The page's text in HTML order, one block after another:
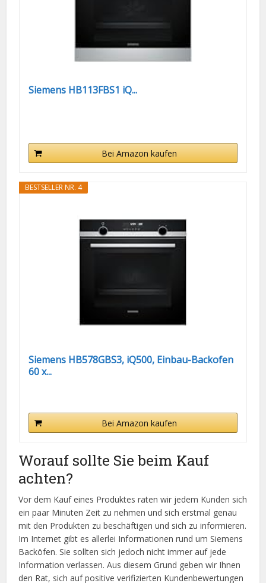
Siemens HB113FBS1 iQ...
Bei Amazon kaufen
BESTSELLER NR. 4
Siemens HB578GBS3, iQ500, Einbau-Backofen
60 x...
Bei Amazon kaufen
Worauf sollte Sie beim Kauf
achten?
Vor dem Kauf eines Produktes raten wir jedem Kunden sich
ein paar Minuten Zeit zu nehmen und sich erstmal genau
mit den Produkten zu beschäftigen und sich zu informieren.
Im Internet gibt es allerlei Informationen rund um Siemens
Backöfen. Sie sollten sich jedoch nicht immer auf jede
Information verlassen. Aus diesem Grund geben wir Ihnen
den Rat, sich auf positive verifizierten Kundenbewertungen